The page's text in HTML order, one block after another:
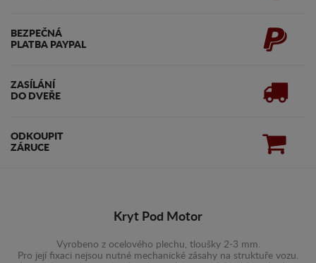
BEZPEČNÁ
PLATBA PAYPAL
ZASÍLÁNÍ
DO DVEŘE
ODKOUPIT
ZÁRUCE
Kryt Pod Motor
Vyrobeno z ocelového plechu, tloušky 2-3 mm.
Pro její fixaci nejsou nutné mechanické zásahy na struktuře vozu.